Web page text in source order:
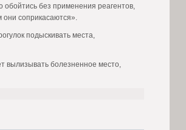
без применения реагентов,
соприкасаются».
подыскивать места,
вылизывать болезненное место,